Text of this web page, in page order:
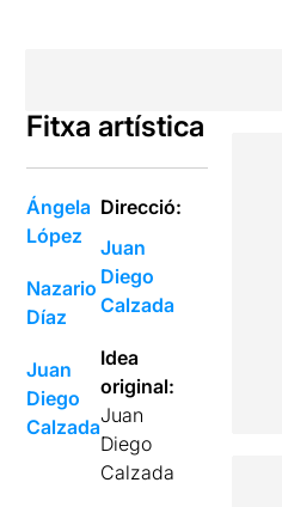
Fitxa artística
Ángela
López
Nazario
Díaz
Juan
Diego
Calzada
Direcció:
Juan
Diego
Calzada
Idea
original:
Juan
Diego
Calzada